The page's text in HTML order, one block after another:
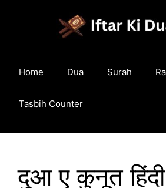
Home Dua Surah
Tasbih Counter
दुआ ए कुनूत हिंदी